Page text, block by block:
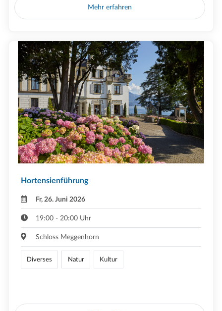
Mehr erfahren
Hortensienführung
Fr, 26. Juni 2026
19:00 - 20:00 Uhr
Schloss Meggenhorn
Diverses Natur Kultur